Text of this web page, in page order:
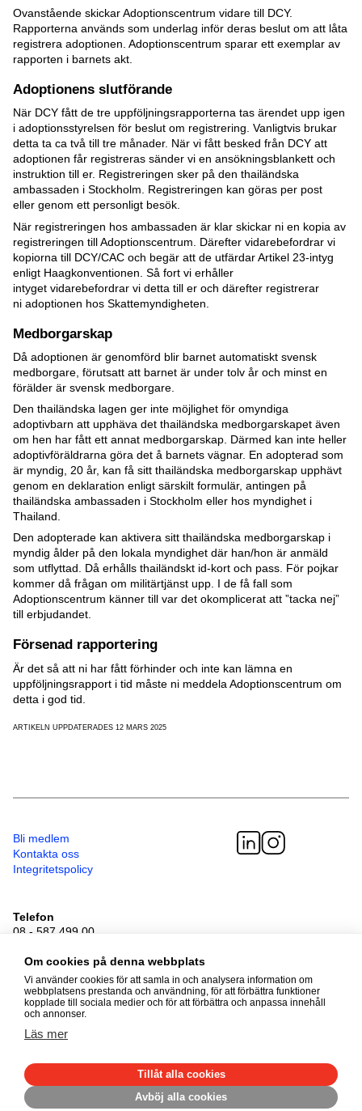
Ovanstående skickar Adoptionscentrum vidare till DCY.
Rapporterna används som underlag inför deras beslut om att låta
registrera adoptionen. Adoptionscentrum sparar ett exemplar av
rapporten i barnets akt.
Adoptionens slutförande
När DCY fått de tre uppföljningsrapporterna tas ärendet upp igen
i adoptionsstyrelsen för beslut om registrering. Vanligtvis brukar
detta ta ca två till tre månader. När vi fått besked från DCY att
adoptionen får registreras sänder vi en ansökningsblankett och
instruktion till er. Registreringen sker på den thailändska
ambassaden i Stockholm. Registreringen kan göras per post
eller genom ett personligt besök.
När registreringen hos ambassaden är klar skickar ni en kopia av
registreringen till Adoptionscentrum. Därefter vidarebefordrar vi
kopiorna till DCY/CAC och begär att de utfärdar Artikel 23-intyg
enligt Haagkonventionen. Så fort vi erhåller
intyget vidarebefordrar vi detta till er och därefter registrerar
ni adoptionen hos Skattemyndigheten.
Medborgarskap
Då adoptionen är genomförd blir barnet automatiskt svensk
medborgare, förutsatt att barnet är under tolv år och minst en
förälder är svensk medborgare.
Den thailändska lagen ger inte möjlighet för omyndiga
adoptivbarn att upphäva det thailändska medborgarskapet även
om hen har fått ett annat medborgarskap. Därmed kan inte heller
adoptivföräldrarna göra det å barnets vägnar. En adopterad som
är myndig, 20 år, kan få sitt thailändska medborgarskap upphävt
genom en deklaration enligt särskilt formulär, antingen på
thailändska ambassaden i Stockholm eller hos myndighet i
Thailand.
Den adopterade kan aktivera sitt thailändska medborgarskap i
myndig ålder på den lokala myndighet där han/hon är anmäld
som utflyttad. Då erhålls thailändskt id-kort och pass. För pojkar
kommer då frågan om militärtjänst upp. I de få fall som
Adoptionscentrum känner till var det okomplicerat att ”tacka nej”
till erbjudandet.
Försenad rapportering
Är det så att ni har fått förhinder och inte kan lämna en
uppföljningsrapport i tid måste ni meddela Adoptionscentrum om
detta i god tid.
ARTIKELN UPPDATERADES 12 MARS 2025
Bli medlem
Kontakta oss
Integritetspolicy
Telefon
08 - 587 499 00
Sveavägen 41
111 34 Stockholm
Alla rättigheter förbehållna
Om cookies på denna webbplats
Vi använder cookies för att samla in och analysera information om
webbplatsens prestanda och användning, för att förbättra funktioner
kopplade till sociala medier och för att förbättra och anpassa innehåll
och annonser.
Läs mer
Tillåt alla cookies
Avböj alla cookies